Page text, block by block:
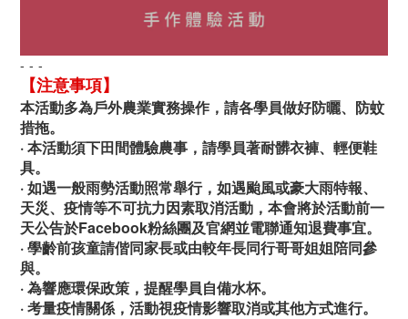
- - -
【注意事項】
本活動多為戶外農業實務操作，請各學員做好防曬、防蚊
措拖。
· 本活動須下田間體驗農事，請學員著耐髒衣褲、輕便鞋
具。
· 如遇一般雨勢活動照常舉行，如遇颱風或豪大雨特報、
天災、疫情等不可抗力因素取消活動，本會將於活動前一
天公告於Facebook粉絲團及官網並電聯通知退費事宜。
· 學齡前孩童請偕同家長或由較年長同行哥哥姐姐陪同參
與。
· 為響應環保政策，提醒學員自備水杯。
· 考量疫情關係，活動視疫情影響取消或其他方式進行。